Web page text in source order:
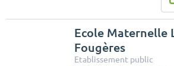
Ecole Maternelle
Fougères
Etablissement public